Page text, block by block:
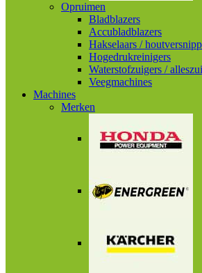
Opruimen
Bladblazers
Accubladblazers
Hakselaars /
Hogedrukreinigers
Waterstofzuigers /
Veegmachines
Machines
Merken